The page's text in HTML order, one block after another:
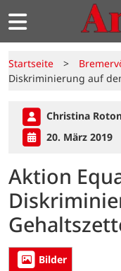
Startseite >
Diskriminierung auf
Christina
20. März 2019
Aktion
Bilder